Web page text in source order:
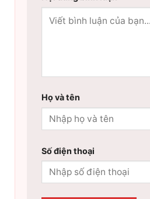
Họ và tên
Số điện thoại